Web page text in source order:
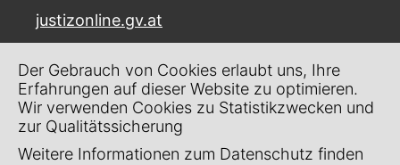
justizonline.gv.at
Museumstraße 7
1070 Wien
Kontakt
Impressum
Der Gebrauch von Cookies erlaubt uns, Ihre
Erfahrungen auf dieser Website zu optimieren.
Wir verwenden Cookies zu Statistikzwecken und
zur Qualitätssicherung
Weitere Informationen zum Datenschutz finden